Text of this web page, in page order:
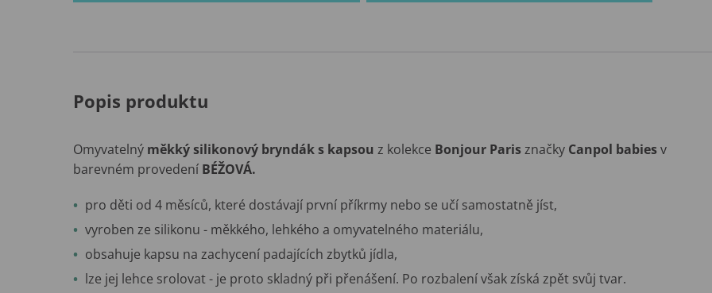
Popis produktu
Omyvatelný měkkýsilikonový bryndák s kapsou z kolekce Bonjour Parisznačky Canpol babiesv
barevném provedení BÉŽOVÁ.
pro děti od 4 měsíců, které dostávají první příkrmy nebo se učí samostatně jíst,
vyroben ze silikonu - měkkého, lehkého a omyvatelného materiálu,
obsahuje kapsu na zachycení padajících zbytků jídla,
lze jej lehce srolovat - je proto skladný při přenášení. Po rozbalení však získá zpět svůj tvar.